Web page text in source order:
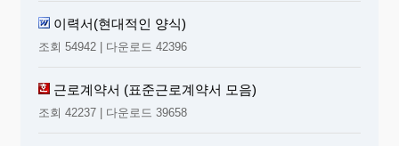
이력서(현대적인 양식)
조회 54942 | 다운로드 42396
근로계약서 (표준근로계약서 모음)
조회 42237 | 다운로드 39658